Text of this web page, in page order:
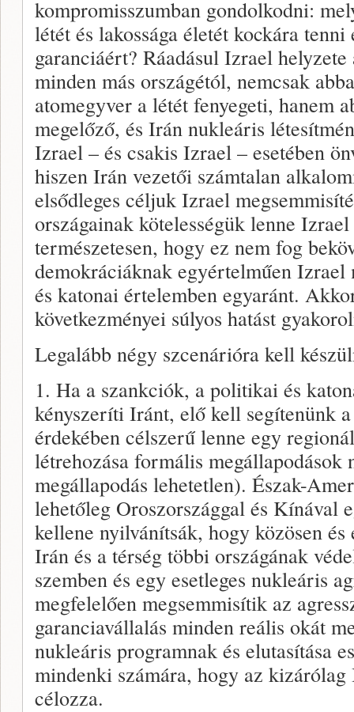
kompromisszumban gondolkodni:
létét és lakossága életét kockára
garanciáért? Ráadásul Izrael
minden más országétól, nemcsak
atomegyver a létét fenyegeti, hanem
megelőző, és Irán nukleáris
Izrael – és csakis Izrael – esetében
hiszen Irán vezetői számtalan
elsődleges céljuk Izrael
országainak kötelességük lenne
természetesen, hogy ez nem fog
demokráciáknak egyértelműen
és katonai értelemben egyaránt.
következményei súlyos hatást
Legalább négy szcenárióra kell
1. Ha a szankciók, a politikai és
kényszeríti Iránt, elő kell segítenünk
érdekében célszerű lenne egy
létrehozása formális
megállapodás lehetetlen). Észak-
lehetőleg Oroszországgal és Kínával
kellene nyilvánítsák, hogy közösen
Irán és a térség többi országának
szemben és egy esetleges nukleáris
megfelelően megsemmisítik az
garanciavállalás minden reális okát
nukleáris programnak és elutasítása
mindenki számára, hogy az kizárólag
célozza.